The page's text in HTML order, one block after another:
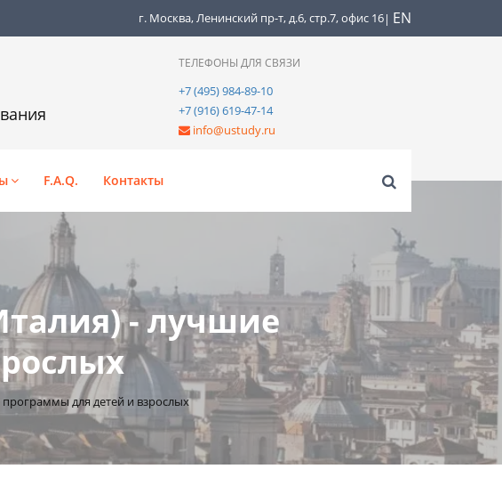
г. Москва, Ленинский пр-т, д.6, стр.7, офис 16| EN
ТЕЛЕФОНЫ ДЛЯ СВЯЗИ
+7 (495) 984-89-10
+7 (916) 619-47-14
info@ustudy.ru
F.A.Q. Контакты
- лучшие
для детей и взрослых